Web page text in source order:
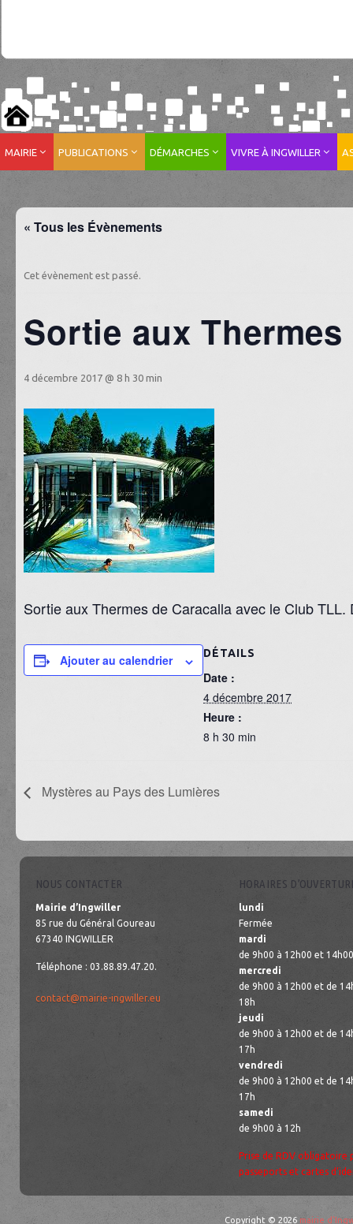
MAIRIE PUBLICATIONS DÉMARCHES VIVRE À INGWILLER
« Tous les Évènements
Cet évènement est passé.
Sortie aux
4 décembre 2017 @ 8 h 30 min
Sortie aux Thermes de Caracalla avec le Club
Ajouter au calendrier DÉTAILS
Date :
4 décembre 2017
Heure :
8 h 30 min
Mystères au Pays des Lumières
NOUS CONTACTER
Mairie d’Ingwiller
85 rue du Général Goureau
67340 INGWILLER
Téléphone : 03.88.89.47.20.
contact@mairie-ingwiller.eu
HORAIRES
lundi
Fermée
mardi
de 9h00 à 12h00 et
mercredi
de 9h00 à 12h00 et de
18h
jeudi
de 9h00 à 12h00 et de
17h
vendredi
de 9h00 à 12h00 et de
17h
samedi
de 9h00 à 12h
Prise de RDV obligatoire
passeports et cartes
Copyright © 2026 mairie